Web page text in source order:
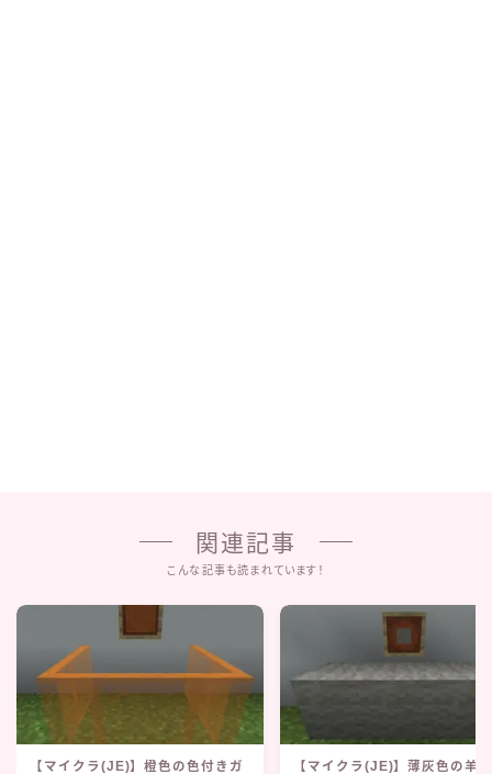
関連記事
こんな記事も読まれています！
【マイクラ(JE)】橙色の色付きガ 【マイクラ(JE)】薄灰色の羊